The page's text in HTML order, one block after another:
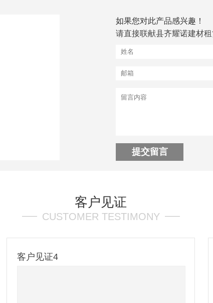
如果您对此产品感兴趣！
请直接联献县齐耀诺建材
客户见证
CUSTOMER TESTIMONY
客户见证